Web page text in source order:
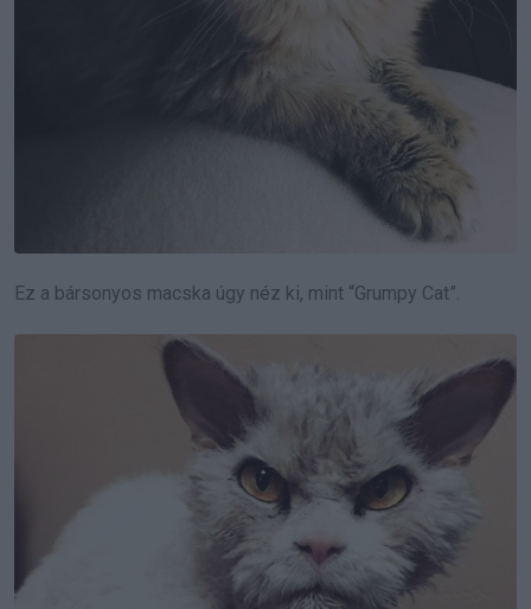
Ez a bársonyos macska úgy néz ki, mint “Grumpy Cat”.